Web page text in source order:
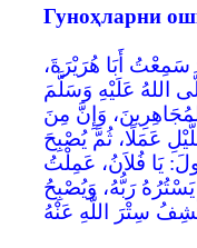
Гуноҳларни
أَبَا هُرَيْرَةَ،
عَلَيْهِ وَسَلَّمَ
وَإِنَّ مِنَ
عَمَلًا، ثُمَّ يُصْبِحَ
يَا فُلاَنُ، عَمِلْتُ
يَسْتُرُهُ رَبُّهُ، وَيُصْبِحُ